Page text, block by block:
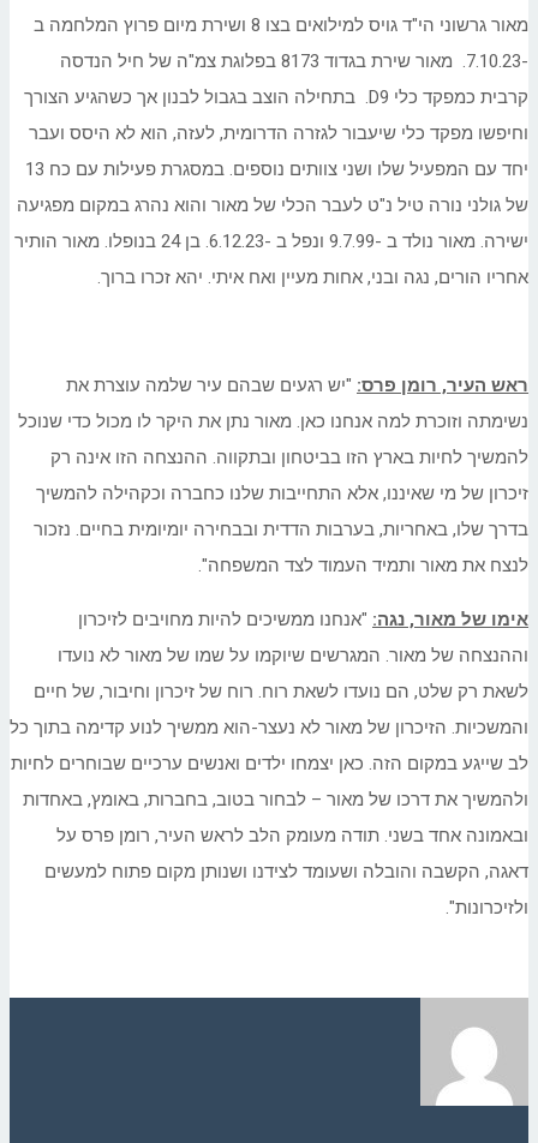
מאור גרשוני הי"ד גויס למילואים בצו 8 ושירת מיום פרוץ המלחמה ב
-7.10.23. מאור שירת בגדוד 8173 בפלוגת צמ"ה של חיל הנדסה
קרבית כמפקד כלי D9. בתחילה הוצב בגבול לבנון אך כשהגיע הצורך
וחיפשו מפקד כלי שיעבור לגזרה הדרומית, לעזה, הוא לא היסס ועבר
יחד עם המפעיל שלו ושני צוותים נוספים. במסגרת פעילות עם כח 13
של גולני נורה טיל נ"ט לעבר הכלי של מאור והוא נהרג במקום מפגיעה
ישירה. מאור נולד ב -9.7.99 ונפל ב -6.12.23. בן 24 בנופלו. מאור הותיר
אחריו הורים, נגה ובני, אחות מעיין ואח איתי. יהא זכרו ברוך.
ראש העיר, רומן פרס: "יש רגעים שבהם עיר שלמה עוצרת את
נשימתה וזוכרת למה אנחנו כאן. מאור נתן את היקר לו מכול כדי שנוכל
להמשיך לחיות בארץ הזו בביטחון ובתקווה. ההנצחה הזו אינה רק
זיכרון של מי שאיננו, אלא התחייבות שלנו כחברה וכקהילה להמשיך
בדרך שלו, באחריות, בערבות הדדית ובבחירה יומיומית בחיים. נזכור
לנצח את מאור ותמיד העמוד לצד המשפחה".
אימו של מאור, נגה: "אנחנו ממשיכים להיות מחויבים לזיכרון
וההנצחה של מאור. המגרשים שיוקמו על שמו של מאור לא נועדו
לשאת רק שלט, הם נועדו לשאת רוח. רוח של זיכרון וחיבור, של חיים
והמשכיות. הזיכרון של מאור לא נעצר-הוא ממשיך לנוע קדימה בתוך כל
לב שייגע במקום הזה. כאן יצמחו ילדים ואנשים ערכיים שבוחרים לחיות
ולהמשיך את דרכו של מאור – לבחור בטוב, בחברות, באומץ, באחדות
ובאמונה אחד בשני. תודה מעומק הלב לראש העיר, רומן פרס על
דאגה, הקשבה והובלה ושעומד לצידנו ושנותן מקום פתוח למעשים
ולזיכרונות".